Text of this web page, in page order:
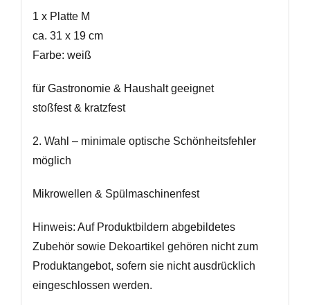
1 x Platte M
ca. 31 x 19 cm
Farbe: weiß
für Gastronomie & Haushalt geeignet
stoßfest & kratzfest
2. Wahl – minimale optische Schönheitsfehler
möglich
Mikrowellen & Spülmaschinenfest
Hinweis: Auf Produktbildern abgebildetes
Zubehör sowie Dekoartikel gehören nicht zum
Produktangebot, sofern sie nicht ausdrücklich
eingeschlossen werden.